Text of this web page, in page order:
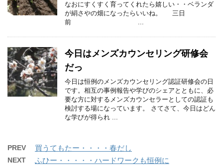
なおにすくすく育ってくれたら嬉しい・・ベランダ
が絹さやの畑になったらいいね。 三日
前 ...
今日はメンズカウンセリング研修会
だっ
今日は恒例のメンズカウンセリング認証研修会の日
です。相互の事例報告や学びのシェアとともに、必
要な方に対するメンズカウンセラーとしての認証も
検討する場になっています。 さてさて、今日はどん
な学びが得られ ...
PREV 買うてもたー・・・・春だし
NEXT ふひー・・・・・ハードワークも恒例に